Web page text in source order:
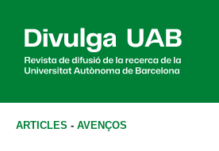
ARTICLES - AVENÇOS